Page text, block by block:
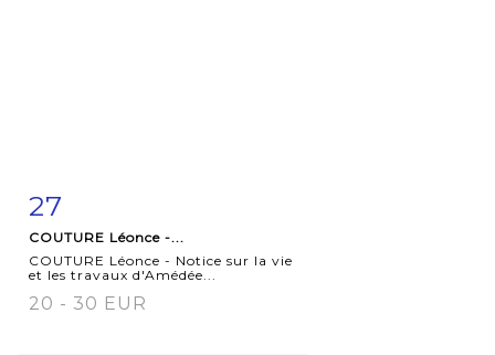
27
COUTURE Léonce -...
COUTURE Léonce - Notice sur la vie
et les travaux d'Amédée...
20 - 30 EUR